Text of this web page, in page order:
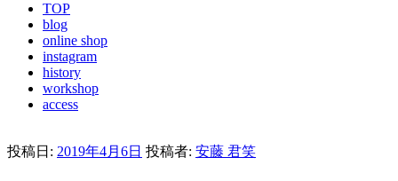
TOP
blog
online shop
instagram
history
workshop
access
投稿日: 2019年4月6日 投稿者: 安藤 君笑